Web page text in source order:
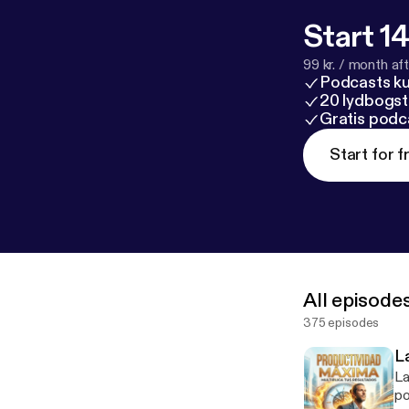
oy.comClub:
Start
99 kr. / month
Podcasts
20
Gratis
Start for
All
375 episodes